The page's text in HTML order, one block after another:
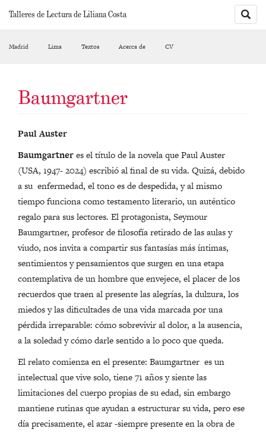
Toggle
sarch
Talleres de Lectura de Liliana Costa
Madrid Lima Textos Acerca de CV
Baumgartner
Paul Auster
Baumgartneres el título de la novela que Paul Auster
(USA, 1947- 2024) escribió al final de su vida. Quizá, debido
a su enfermedad, el tono es de despedida, y al mismo
tiempo funciona como testamento literario, un auténtico
regalo para sus lectores. El protagonista, Seymour
Baumgartner, profesor de filosofía retirado de las aulas y
viudo, nos invita a compartir sus fantasías más íntimas,
sentimientos y pensamientos que surgen en una etapa
contemplativa de un hombre que envejece, el placer de los
recuerdos que traen al presente las alegrías, la dulzura, los
miedos y las dificultades de una vida marcada por una
pérdida irreparable: cómo sobrevivir al dolor, a la ausencia,
a la soledad y cómo darle sentido a lo poco que queda.
El relato comienza en el presente: Baumgartner es un
intelectual que vive solo, tiene 71 años y siente las
limitaciones del cuerpo propias de su edad, sin embargo
mantiene rutinas que ayudan a estructurar su vida, pero ese
día precisamente, el azar -siempre presente en la obra de